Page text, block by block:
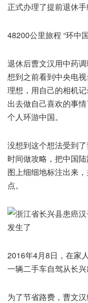
正式办理了提前退休手
48200公里旅程 “环中
退休后曹文汉用中药
想到之前看到中央电
理想，用自己的相机
出去做自己喜欢的事
个人环游中国。
没想到这个想法受到
时间做攻略，把中国
图上细细地标注出来
点。
2016年4月8日，在家
一辆二手车自驾从长兴
为了节省路费，曹文